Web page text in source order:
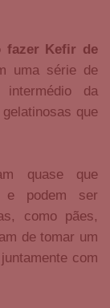
fazer Kefir de
uma série de
da
que
quase que
e podem ser
como pães,
de tomar um
com